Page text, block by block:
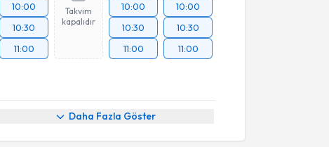
10:00
10:30
11:00
Takvim
kapalıdır
10:00
10:30
11:00
10:00
10:30
11:00
Daha Fazla Göster